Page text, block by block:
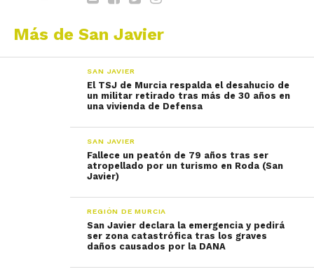
Más de San Javier
SAN JAVIER
El TSJ de Murcia respalda el desahucio de
un militar retirado tras más de 30 años en
una vivienda de Defensa
SAN JAVIER
Fallece un peatón de 79 años tras ser
atropellado por un turismo en Roda (San
Javier)
REGIÓN DE MURCIA
San Javier declara la emergencia y pedirá
ser zona catastrófica tras los graves
daños causados por la DANA